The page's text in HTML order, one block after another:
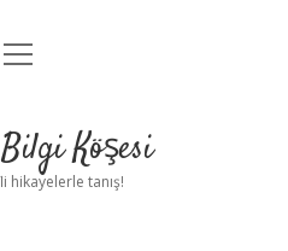
Uyarı
menüyü
Köşesi
hikayelerle tanış!